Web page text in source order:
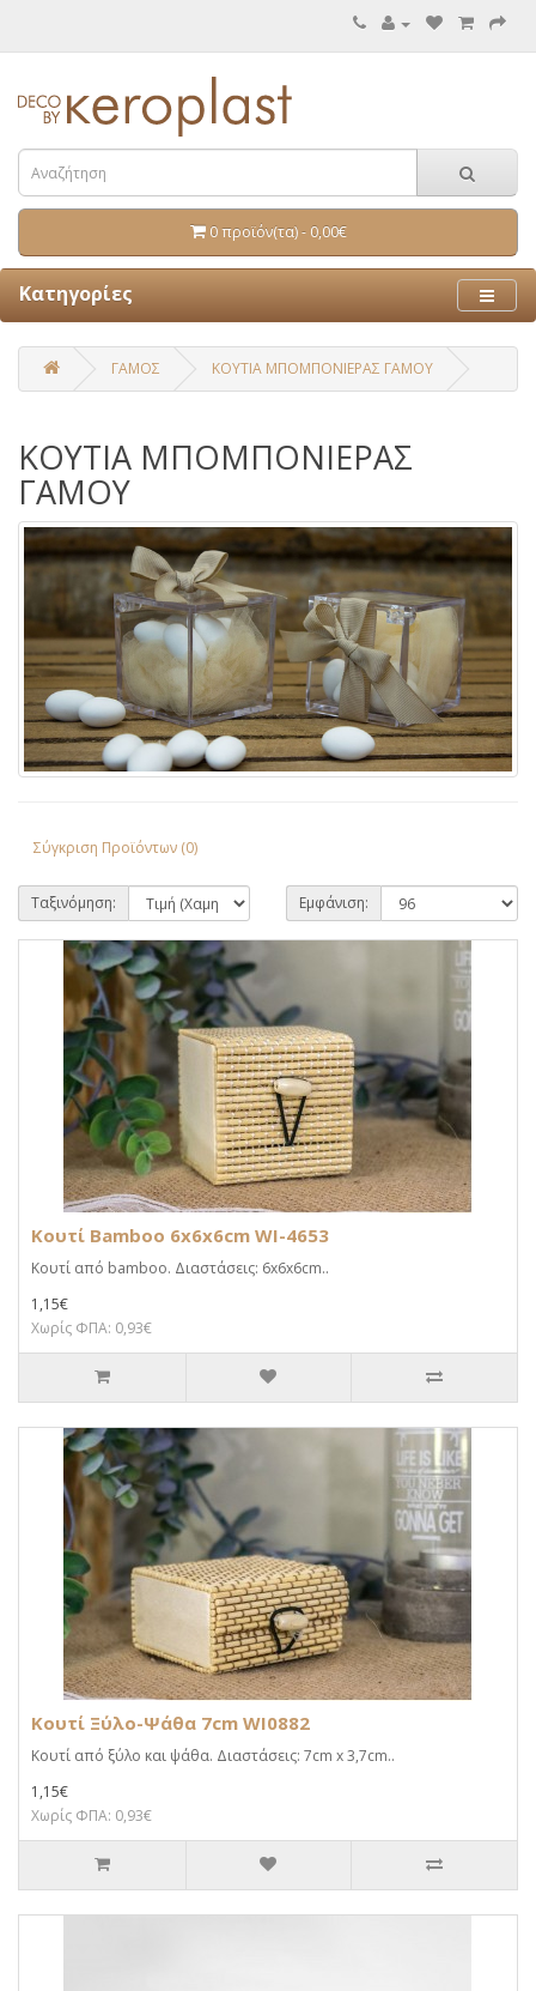
0 προϊόν(τα) - 0,00€
Κατηγορίες
ΓΑΜΟΣ ΚΟΥΤΙΑ ΜΠΟΜΠΟΝΙΕΡΑΣ ΓΑΜΟΥ
ΚΟΥΤΙΑ ΜΠΟΜΠΟΝΙΕΡΑΣ
ΓΑΜΟΥ
Σύγκριση Προϊόντων (0)
Ταξινόμηση: Εμφάνιση:
Κουτί Bamboo 6x6x6cm WI-4653
Κουτί από bamboo. Διαστάσεις: 6x6x6cm..
1,15€
Χωρίς ΦΠΑ: 0,93€
Κουτί Ξύλο-Ψάθα 7cm WI0882
Κουτί από ξύλο και ψάθα. Διαστάσεις: 7cm x 3,7cm..
1,15€
Χωρίς ΦΠΑ: 0,93€